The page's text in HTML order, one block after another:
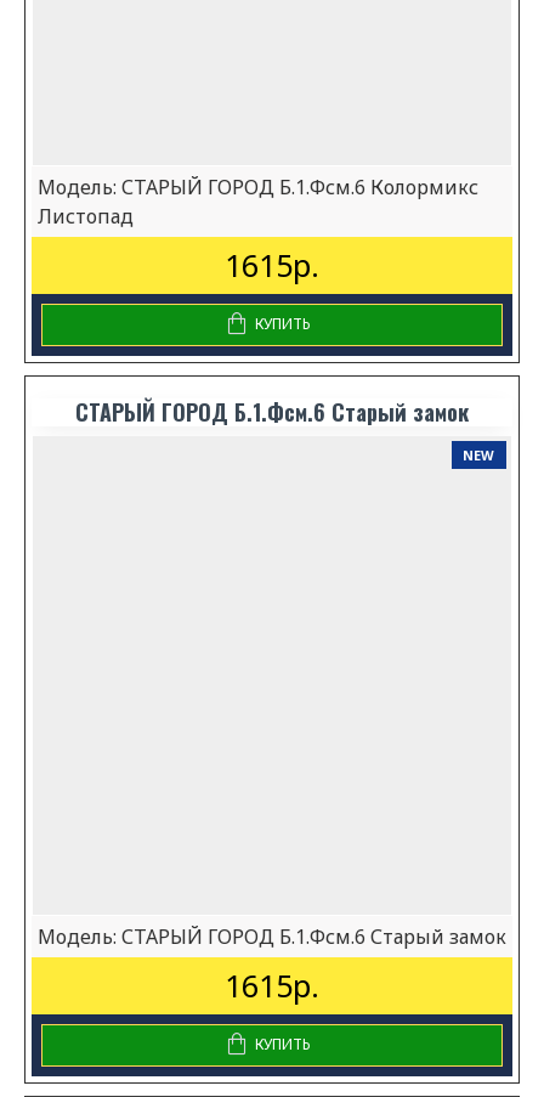
Модель: СТАРЫЙ ГОРОД Б.1.Фсм.6 Колормикс
Листопад
1615р.
КУПИТЬ
СТАРЫЙ ГОРОД Б.1.Фсм.6 Старый замок
NEW
Модель: СТАРЫЙ ГОРОД Б.1.Фсм.6 Старый замок
1615р.
КУПИТЬ